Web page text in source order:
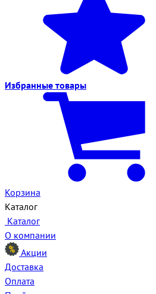
Избранные товары
Корзина
Каталог
Каталог
О компании
Акции
Доставка
Оплата